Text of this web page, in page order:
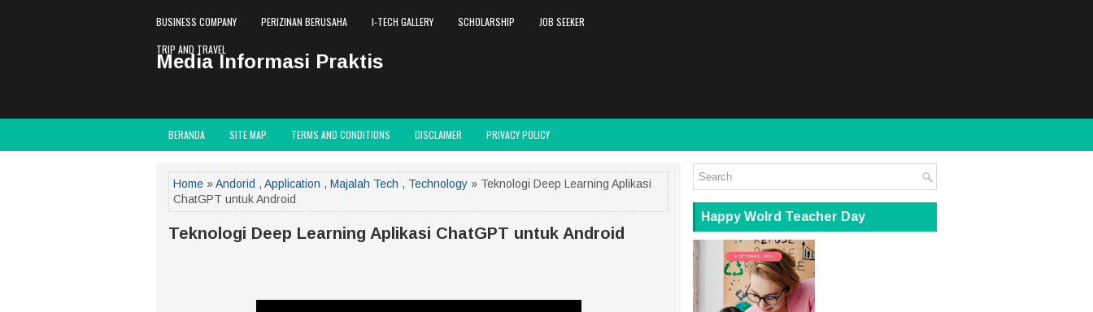
BUSINESS COMPANY PERIZINAN BERUSAHA I-TECH GALLERY SCHOLARSHIP
JOB SEEKER
TRIP AND TRAVEL
Media Informasi Praktis
BERANDA SITE MAP TERMS AND CONDITIONS DISCLAIMER PRIVACY POLICY
Home »Andorid , Application , Majalah Tech , Technology » Teknologi Deep Learning Aplikasi
ChatGPT untuk Android
Teknologi Deep Learning Aplikasi ChatGPT untuk Android
Happy Wolrd Teacher Day